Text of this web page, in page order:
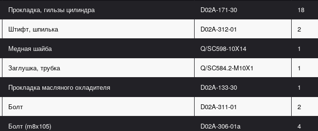
Прокладка, гильзы цилиндра D02A-171-30 18
Штифт, шпилька D02A-312-01 2
Медная шайба Q/SC598-10X14 1
Заглушка, трубка Q/SC584.2-M10X1 1
Прокладка масляного охладителя D02A-133-30 1
Болт D02A-311-01 2
Болт (m8x105) D02A-306-01a 4